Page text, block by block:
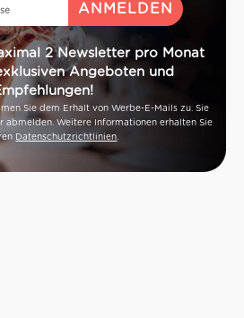
2 Newsletter pro Monat
Angeboten und
Sie dem Erhalt von Werbe-E-Mails zu. Sie
abmelden. Weitere Informationen erhalten Sie
Datenschutzrichtlinien